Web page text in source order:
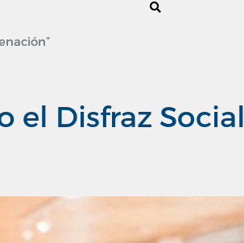
el Disfraz Social